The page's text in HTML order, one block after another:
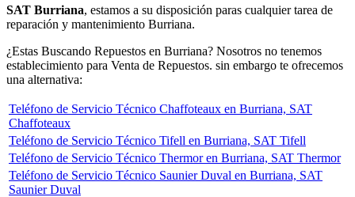
SAT Burriana, estamos a su disposición paras cualquier tarea de
reparación y mantenimiento Burriana.
¿Estas Buscando Repuestos en Burriana? Nosotros no tenemos
establecimiento para Venta de Repuestos. sin embargo te ofrecemos
una alternativa:
Teléfono de Servicio Técnico Chaffoteaux en Burriana, SAT
Chaffoteaux
Teléfono de Servicio Técnico Tifell en Burriana, SAT Tifell
Teléfono de Servicio Técnico Thermor en Burriana, SAT Thermor
Teléfono de Servicio Técnico Saunier Duval en Burriana, SAT
Saunier Duval